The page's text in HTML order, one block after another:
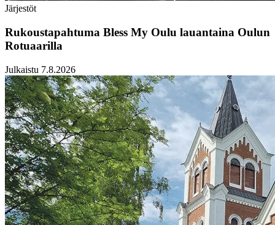
Järjestöt
Rukoustapahtuma Bless My Oulu lauantaina Oulun
Rotuaarilla
Julkaistu 7.8.2026